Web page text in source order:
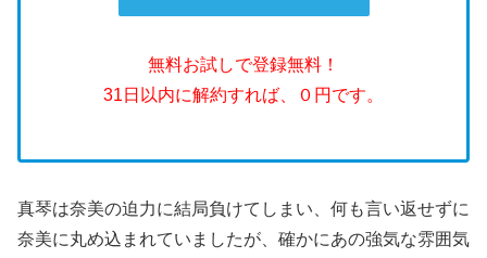
無料お試しで登録無料！
31日以内に解約すれば、０円です。
真琴は奈美の迫力に結局負けてしまい、何も言い返せずに
奈美に丸め込まれていましたが、確かにあの強気な雰囲気